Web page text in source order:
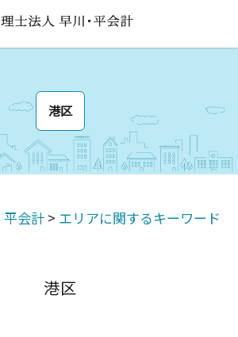
港区
会計 > エリアに関するキーワード
港区